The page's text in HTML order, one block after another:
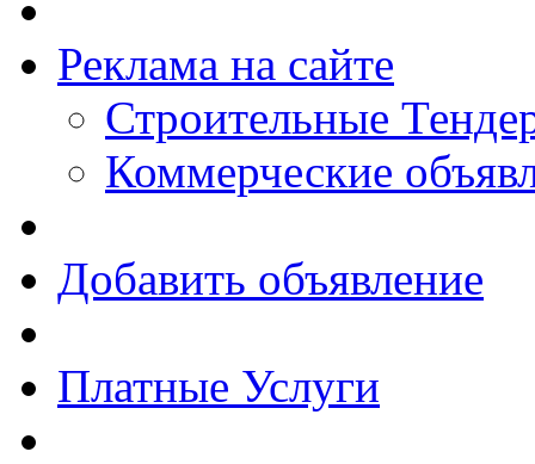
Реклама на сайте
Строительные
Коммерческие
Добавить объявление
Платные Услуги